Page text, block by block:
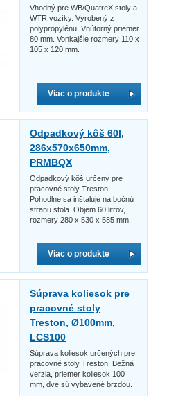
Vhodný pre WB/QuatreX stoly a
WTR vozíky. Vyrobený z
polypropylénu. Vnútorný priemer
80 mm. Vonkajšie rozmery 110 x
105 x 120 mm.
Viac o produkte
Odpadkový kôš 60l,
286x570x650mm,
PRMBQX
Odpadkový kôš určený pre
pracovné stoly Treston.
Pohodlne sa inštaluje na bočnú
stranu stola. Objem 60 litrov,
rozmery 280 x 530 x 585 mm.
Viac o produkte
Súprava koliesok pre
pracovné stoly
Treston, Ø100mm,
LCS100
Súprava koliesok určených pre
pracovné stoly Treston. Bežná
verzia, priemer koliesok 100
mm, dve sú vybavené brzdou.